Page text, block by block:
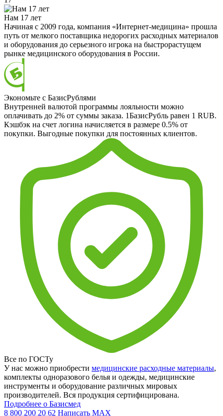
Нам 17 лет
Начиная с 2009 года, компания «Интернет-медицина» прошла
путь от мелкого поставщика недорогих расходных материалов
и оборудования до серьезного игрока на быстрорастущем
рынке медицинского оборудования в России.
Экономьте с БазисРублями
Внутренней валютой программы лояльности можно
оплачивать до 2% от суммы заказа. 1БазисРубль равен 1 RUB.
Кэшбэк на счет логина начисляется в размере 0.5% от
покупки. Выгодные покупки для постоянных клиентов.
Все по ГОСТу
У нас можно приобрести медицинские расходные материалы,
комплекты одноразового белья и одежды, медицинские
инструменты и оборудование различных мировых
производителей. Вся продукция сертифицирована.
Подробнее о Базисмед
8 800 200 20 62 Написать MAX